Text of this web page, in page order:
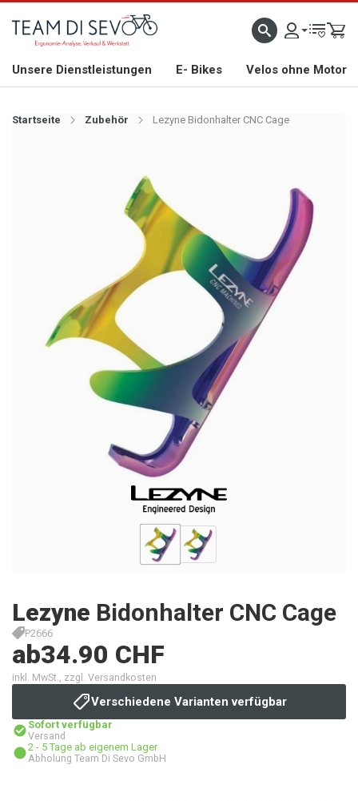
WILLKOMMEN GROSSE AUSWAHL AN RENNRÄDERN, GRAVEL, E-BIKES UND
Unsere Dienstleistungen E- Bikes Velos ohne Motor
Startseite Zubehör Lezyne Bidonhalter CNC Cage
Lezyne Bidonhalter CNC Cage
P2666
ab34.90 CHF
inkl. MwSt., zzgl. Versandkosten
Verschiedene Varianten verfügbar
Sofort verfügbar
Versand
2 - 5 Tage ab eigenem Lager
Abholung Team Di Sevo GmbH